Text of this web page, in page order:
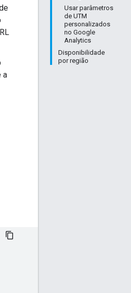
Usar parâmetros
de UTM
personalizados
no Google
Analytics
Disponibilidade
por região
a